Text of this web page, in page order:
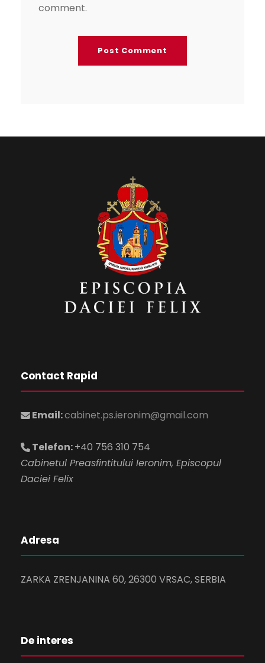
comment.
Contact Rapid
Email:cabinet.ps.ieronim@gmail.com
Telefon:+40 756 310 754
Cabinetul Preasfintitului Ieronim, Episcopul
Daciei Felix
Adresa
ZARKA ZRENJANINA 60, 26300 VRSAC, SERBIA
De interes